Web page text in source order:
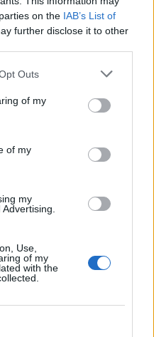
on the IAB’s List of
further disclose it to other
Outs
of my
of my
my
Use,
of my
with the
un’opportunità unica per
che utilizzano Flutter è in
così versatile.
trend ed è orgogliosa di
dedicato al mondo Flutter.
per gli sviluppatori iOS e
tutte le migliori
per realizzare un evento che
i partecipanti di scambiarsi
è diventato così
fine 2018, Flutter si è collocato